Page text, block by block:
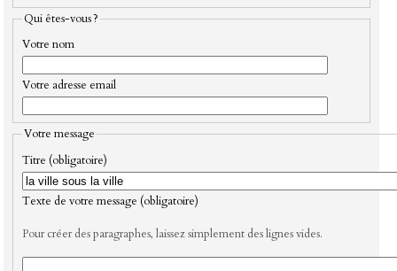
Qui êtes-vous ?
Votre nom
Votre adresse email
Votre message
Titre (obligatoire)
Texte de votre message (obligatoire)
Pour créer des paragraphes, laissez simplement des lignes vides.